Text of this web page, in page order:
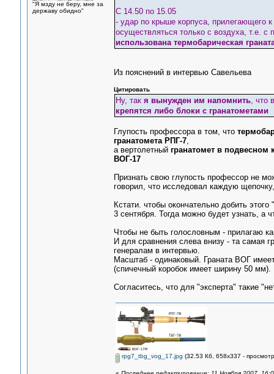
"Я мзду не беру, мне за
державу обидно"
С 14.50 по 15.05
- удар по крыше корпуса, прилегающего
осуществляться только с воздуха, т.е.
использована термобарическая
Из пояснений в интервью Савельева
Цитировать
Ну, так я вынужден им напомнить, что
крепятся либо блоки с гранатометами
Глупость профессора в том, что
гранатомета РПГ-7,
а вертолетный гранатомет в подвесном
ВОГ-17
Признать свою глупость профессор не
говорил, что исследовал каждую
Кстати. чтобы окончательно добить
3 сентября. Тогда можно будет узнать, а
Чтобы не быть голословным - прилагаю
И для сравнения слева внизу - та самая
генералам в интервью.
Масштаб - одинаковый. Граната ВОГ
(спичечный коробок имеет ширину 50 мм).
Согласитесь, что для "эксперта" такие
rpg7_tbg_vog_17.jpg (32.53 Кб, 658x337 -